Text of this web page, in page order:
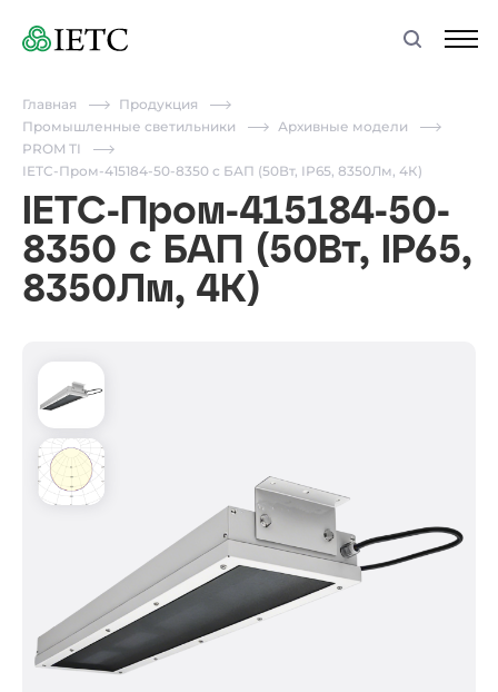
Главная
Продукция
Промышленные светильники
Архивные модели
PROM TI
IETC-Пром-415184-50-8350 с БАП (50Вт, IP65, 8350Лм, 4К)
IETC-Пром-415184-50-
8350 с БАП (50Вт, IP65,
8350Лм, 4К)